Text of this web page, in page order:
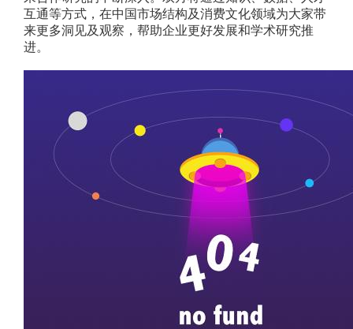
互通等方式，在中国市场结构及消费文化领域为大家带
来更多洞见及观察，帮助企业更好发展和学术研究推
进。